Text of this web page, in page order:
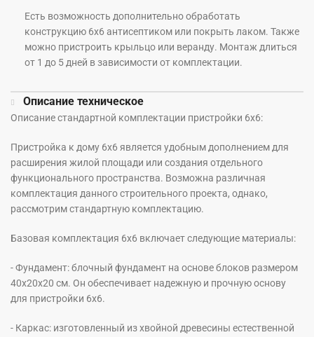
Есть возможность дополнительно обработать
конструкцию 6х6 антисептиком или покрыть лаком. Также
можно пристроить крыльцо или веранду. Монтаж длиться
от 1 до 5 дней в зависимости от комплектации.
Описание техническое
Описание стандартной комплектации пристройки 6х6:
Пристройка к дому 6х6 является удобным дополнением для
расширения жилой площади или создания отдельного
функционального пространства. Возможна различная
комплектация данного строительного проекта, однако,
рассмотрим стандартную комплектацию.
Базовая комплектация 6х6 включает следующие материалы:
- Фундамент: блочный фундамент на основе блоков размером
40х20х20 см. Он обеспечивает надежную и прочную основу
для пристройки 6х6.
- Каркас: изготовленный из хвойной древесины естественной